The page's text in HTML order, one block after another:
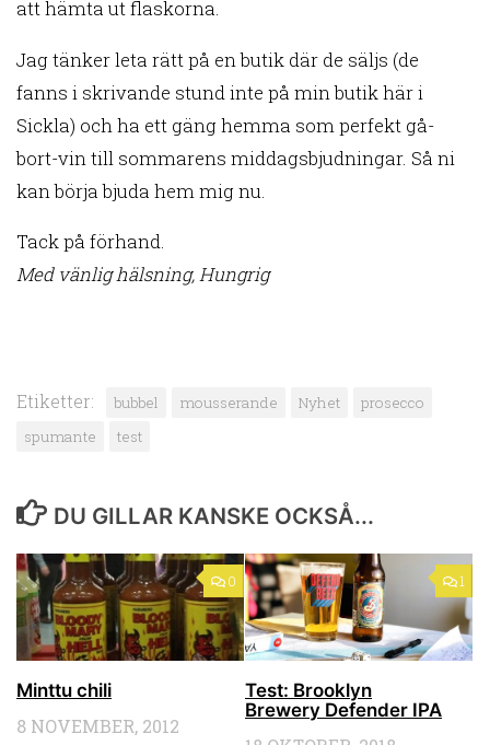
att hämta ut flaskorna.
Jag tänker leta rätt på en butik där de säljs (de
fanns i skrivande stund inte på min butik här i
Sickla) och ha ett gäng hemma som perfekt gå-
bort-vin till sommarens middagsbjudningar. Så ni
kan börja bjuda hem mig nu.
Tack på förhand.
Med vänlig hälsning, Hungrig
Etiketter: bubbel mousserande Nyhet
prosecco
spumante
test
DU GILLAR KANSKE OCKSÅ...
0
Minttu chili
8 NOVEMBER, 2012
1
Test: Brooklyn
Brewery Defender IPA